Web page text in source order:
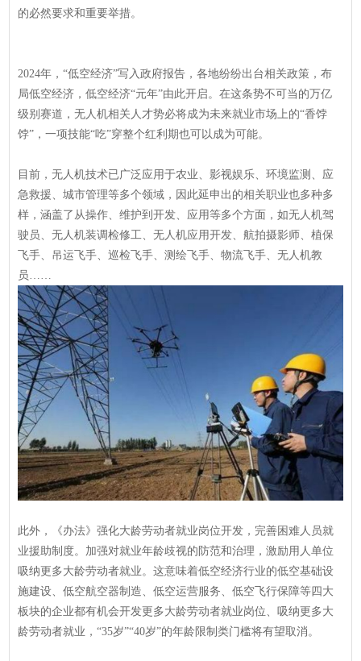
的必然要求和重要举措。
2024年，“低空经济”写入政府报告，各地纷纷出台相关政策，布
局低空经济，低空经济“元年”由此开启。在这条势不可当的万亿
级别赛道，无人机相关人才势必将成为未来就业市场上的“香饽
饽”，一项技能“吃”穿整个红利期也可以成为可能。
目前，无人机技术已广泛应用于农业、影视娱乐、环境监测、应
急救援、城市管理等多个领域，因此延申出的相关职业也多种多
样，涵盖了从操作、维护到开发、应用等多个方面，如无人机驾
驶员、无人机装调检修工、无人机应用开发、航拍摄影师、植保
飞手、吊运飞手、巡检飞手、测绘飞手、物流飞手、无人机教
员……
此外，《办法》强化大龄劳动者就业岗位开发，完善困难人员就
业援助制度。加强对就业年龄歧视的防范和治理，激励用人单位
吸纳更多大龄劳动者就业。这意味着低空经济行业的低空基础设
施建设、低空航空器制造、低空运营服务、低空飞行保障等四大
板块的企业都有机会开发更多大龄劳动者就业岗位、吸纳更多大
龄劳动者就业，“35岁”“40岁”的年龄限制类门槛将有望取消。